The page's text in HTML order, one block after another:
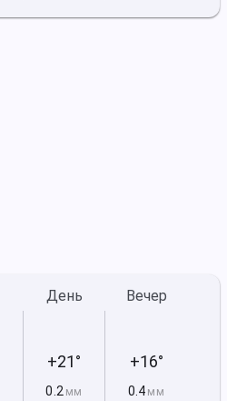
День
+21°
0.2 мм
Вечер
+16°
0.4 мм